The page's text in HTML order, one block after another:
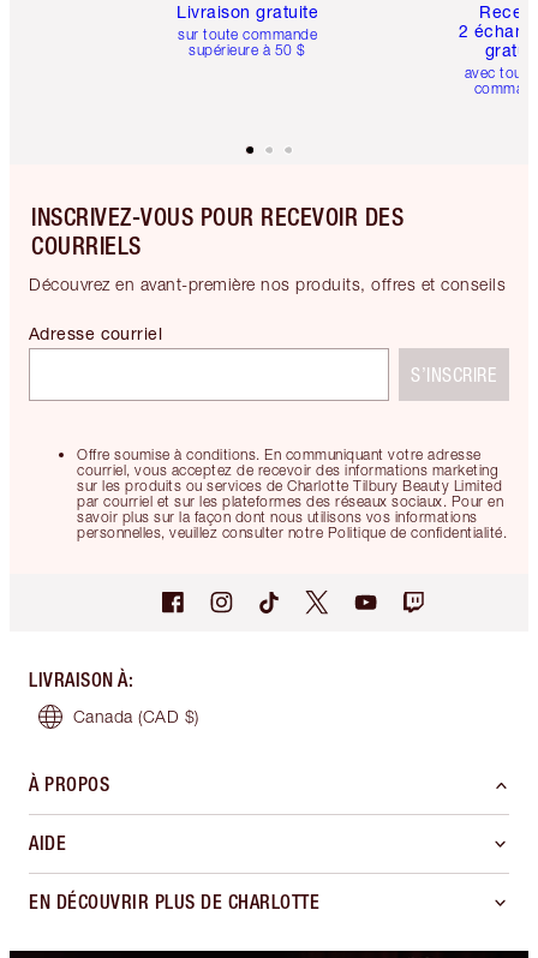
Livraison gratuite
sur toute commande
supérieure à 50 $
2
avec
INSCRIVEZ-VOUS POUR RECEVOIR DES
COURRIELS
Découvrez en avant-première nos produits, offres et conseils
Offre soumise à conditions. En communiquant votre adresse
courriel, vous acceptez de recevoir des informations marketing
sur les produits ou services de Charlotte Tilbury Beauty Limited
par courriel et sur les plateformes des réseaux sociaux. Pour en
savoir plus sur la façon dont nous utilisons vos informations
personnelles, veuillez consulter notre Politique de confidentialité.
Adresse courriel
S’INSCRIRE
LIVRAISON À:
Canada (CAD $)
À PROPOS
AIDE
EN DÉCOUVRIR PLUS DE CHARLOTTE